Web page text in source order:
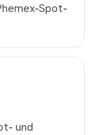
Spot-
und